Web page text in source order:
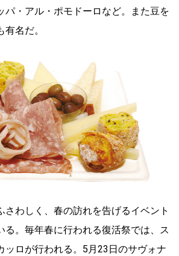
パ・アル・ポモドーロなど。また豆を
名だ。
さわしく、春の訪れを告げるイベント
る。毎年春に行われる復活祭では、ス
ッロが行われる。5月23日のサヴォナ